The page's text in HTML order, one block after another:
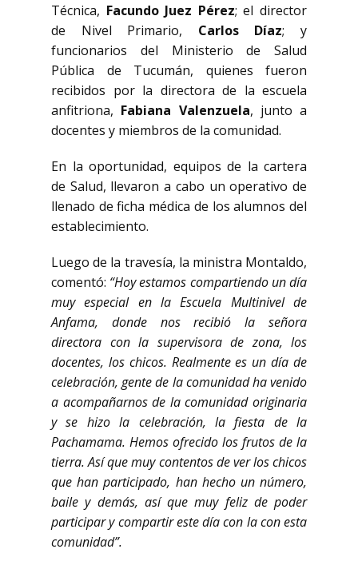
Técnica, Facundo Juez Pérez; el director
de Nivel Primario, Carlos Díaz; y
funcionarios del Ministerio de Salud
Pública de Tucumán, quienes fueron
recibidos por la directora de la escuela
anfitriona, Fabiana Valenzuela, junto a
docentes y miembros de la comunidad.
En la oportunidad, equipos de la cartera
de Salud, llevaron a cabo un operativo de
llenado de ficha médica de los alumnos del
establecimiento.
Luego de la travesía, la ministra Montaldo,
comentó: “Hoy estamos compartiendo un día
muy especial en la Escuela Multinivel de
Anfama, donde nos recibió la señora
directora con la supervisora de zona, los
docentes, los chicos. Realmente es un día de
celebración, gente de la comunidad ha venido
a acompañarnos de la comunidad originaria
y se hizo la celebración, la fiesta de la
Pachamama. Hemos ofrecido los frutos de la
tierra. Así que muy contentos de ver los chicos
que han participado, han hecho un número,
baile y demás, así que muy feliz de poder
participar y compartir este día con la con esta
comunidad”.